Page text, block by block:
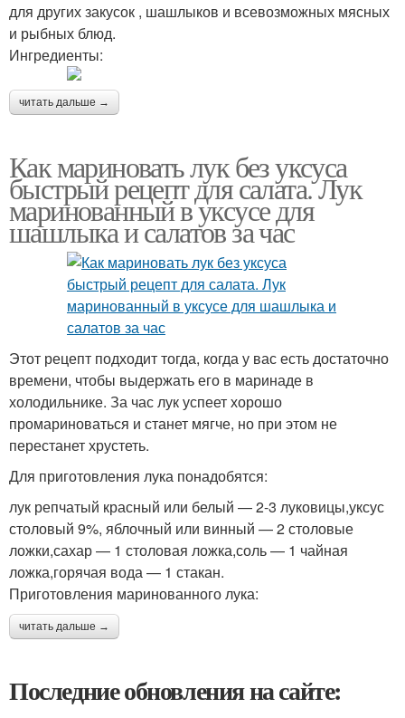
для других закусок , шашлыков и всевозможных мясных
и рыбных блюд.
Ингредиенты:
читать дальше →
Как мариновать лук без уксуса
быстрый рецепт для салата. Лук
маринованный в уксусе для
шашлыка и салатов за час
Этот рецепт подходит тогда, когда у вас есть достаточно
времени, чтобы выдержать его в маринаде в
холодильнике. За час лук успеет хорошо
промариноваться и станет мягче, но при этом не
перестанет хрустеть.
Для приготовления лука понадобятся:
лук репчатый красный или белый — 2-3 луковицы,уксус
столовый 9%, яблочный или винный — 2 столовые
ложки,сахар — 1 столовая ложка,соль — 1 чайная
ложка,горячая вода — 1 стакан.
Приготовления маринованного лука:
читать дальше →
Последние обновления на сайте: